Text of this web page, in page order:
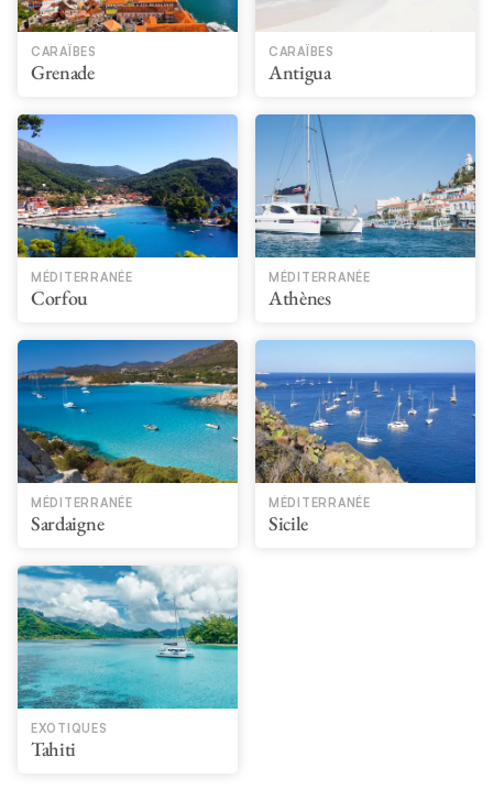
CARAÏBES
Grenade
CARAÏBES
Antigua
MÉDITERRANÉE
Corfou
MÉDITERRANÉE
Athènes
MÉDITERRANÉE
Sardaigne
MÉDITERRANÉE
Sicile
EXOTIQUES
Tahiti